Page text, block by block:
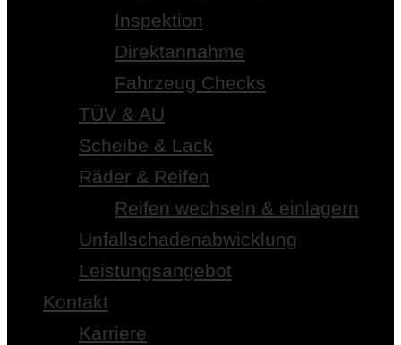
Inspektion
Direktannahme
Fahrzeug Checks
TÜV & AU
Scheibe & Lack
Räder & Reifen
Reifen wechseln & einlagern
Unfallschadenabwicklung
Leistungsangebot
Kontakt
Karriere